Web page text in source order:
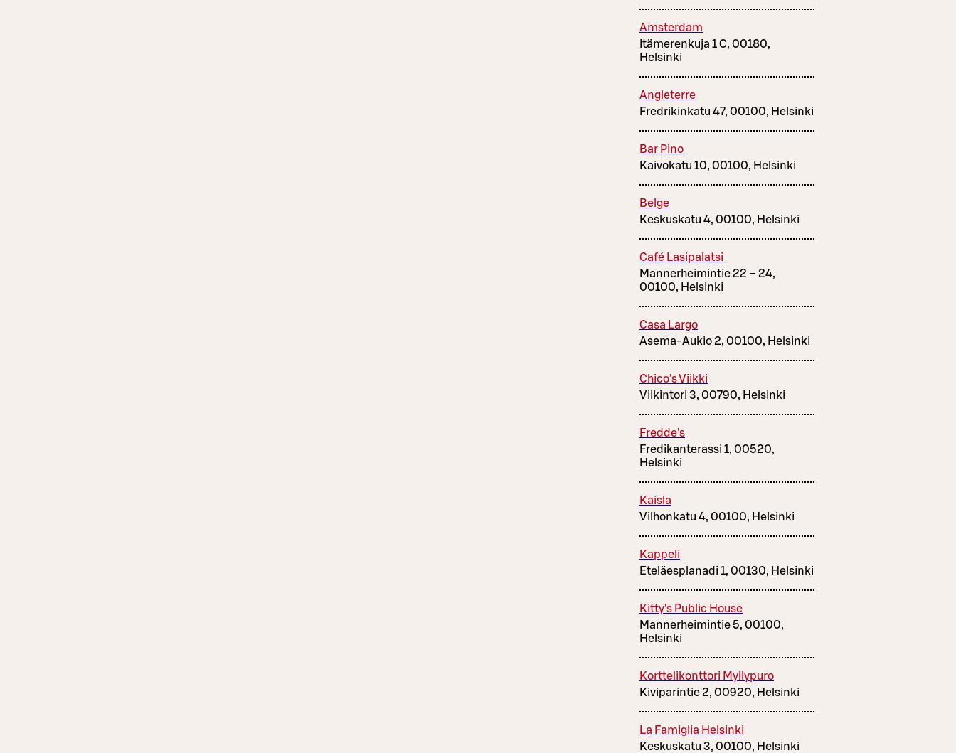
Amsterdam
Itämerenkuja 1 C, 00180,
Helsinki
Angleterre
Fredrikinkatu 47, 00100, Helsinki
Bar Pino
Kaivokatu 10, 00100, Helsinki
Belge
Keskuskatu 4, 00100, Helsinki
Café Lasipalatsi
Mannerheimintie 22 – 24,
00100, Helsinki
Casa Largo
Asema-Aukio 2, 00100, Helsinki
Chico's Viikki
Viikintori 3, 00790, Helsinki
Fredde's
Fredikanterassi 1, 00520,
Helsinki
Kaisla
Vilhonkatu 4, 00100, Helsinki
Kappeli
Eteläesplanadi 1, 00130, Helsinki
Kitty's Public House
Mannerheimintie 5, 00100,
Helsinki
Korttelikonttori Myllypuro
Kiviparintie 2, 00920, Helsinki
La Famiglia Helsinki
Keskuskatu 3, 00100, Helsinki